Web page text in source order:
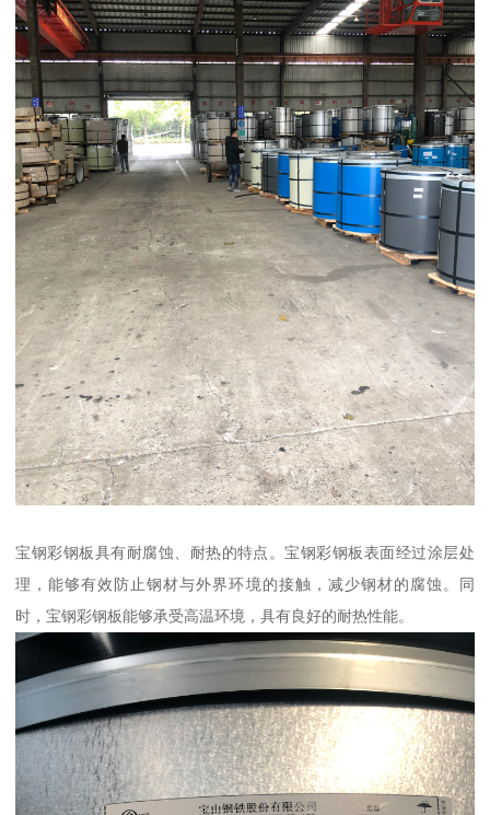
宝钢彩钢板具有耐腐蚀、耐热的特点。宝钢彩钢板表面经过涂层处
理，能够有效防止钢材与外界环境的接触，减少钢材的腐蚀。同
时，宝钢彩钢板能够承受高温环境，具有良好的耐热性能。